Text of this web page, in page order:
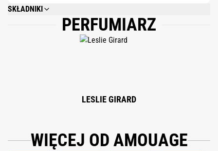
SKŁADNIKI
ALCOHOL DENAT, PARFUM, LIMONENE, ALPHA-ISOMETYL IONONE,
LINALOOL, CITRAL, EVERNIA PRUNASTRI EXTRACT, CITRONELLOL,
BENZYL BENZOATE, GERANIOL, FARNESOL, ISOEUGENOL, HEXYL
PERFUMIARZ
LESLIE GIRARD
WIĘCEJ OD AMOUAGE